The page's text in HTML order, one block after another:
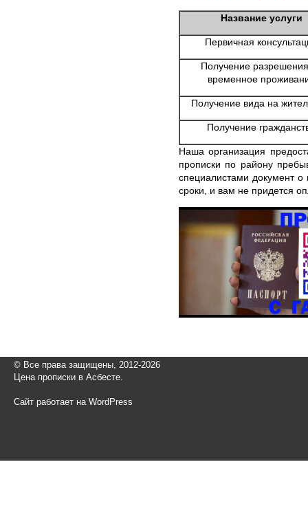
Название услуги
Первичная
Получение
временное
Получение вида на
Получение
Наша организация
прописки по району
специалистами документ о
сроки, и вам не придется
© Все права защищены, 2012-2026
Цена прописки в Асбесте.
Сайт работает на WordPress